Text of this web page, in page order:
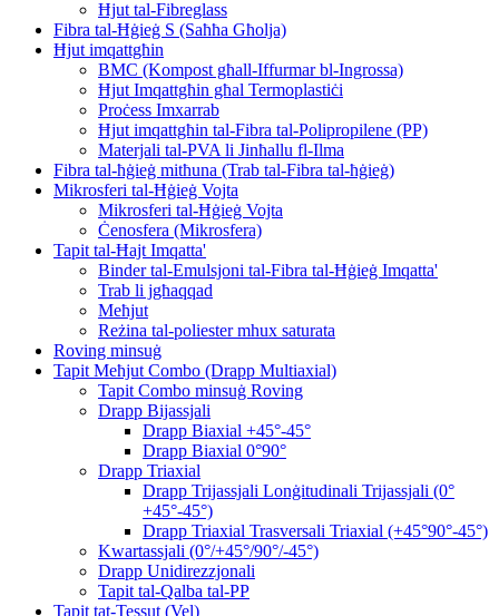
Ħjut tal-Fibreglass
Fibra tal-Ħġieġ S (Saħħa Għolja)
Ħjut imqattgħin
BMC (Kompost għall-Iffurmar bl-Ingrossa)
Ħjut Imqattgħin għal Termoplastiċi
Proċess Imxarrab
Ħjut imqattgħin tal-Fibra tal-Polipropilene (PP)
Materjali tal-PVA li Jinħallu fl-Ilma
Fibra tal-ħġieġ mitħuna (Trab tal-Fibra tal-ħġieġ)
Mikrosferi tal-Ħġieġ Vojta
Mikrosferi tal-Ħġieġ Vojta
Ċenosfera (Mikrosfera)
Tapit tal-Ħajt Imqatta'
Binder tal-Emulsjoni tal-Fibra tal-Ħġieġ Imqatta'
Trab li jgħaqqad
Meħjut
Reżina tal-poliester mhux saturata
Roving minsuġ
Tapit Meħjut Combo (Drapp Multiaxial)
Tapit Combo minsuġ Roving
Drapp Bijassjali
Drapp Biaxial +45°-45°
Drapp Biaxial 0°90°
Drapp Triaxial
Drapp Trijassjali Lonġitudinali Trijassjali (0°
+45°-45°)
Drapp Triaxial Trasversali Triaxial (+45°90°-45°)
Kwartassjali (0°/+45°/90°/-45°)
Drapp Unidirezzjonali
Tapit tal-Qalba tal-PP
Tapit tat-Tessut (Vel)